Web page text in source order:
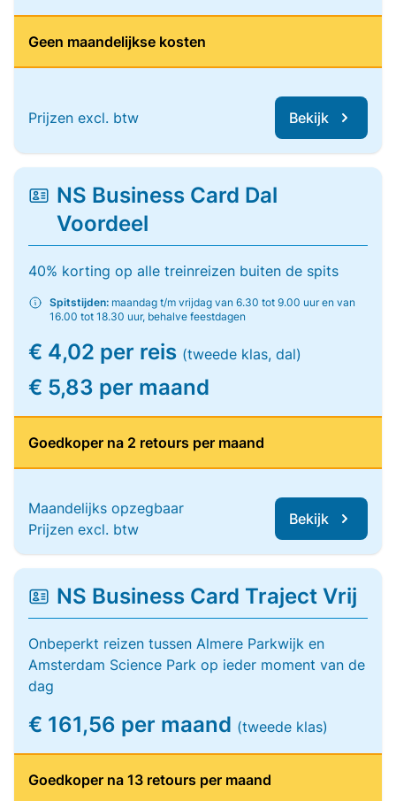
Geen maandelijkse kosten
Prijzen excl. btw Bekijk
NS Business Card Dal
Voordeel
40% korting op alle treinreizen buiten de spits
Spitstijden: maandag t/m vrijdag van 6.30 tot 9.00 uur en van
16.00 tot 18.30 uur, behalve feestdagen
€ 4,02 per reis (tweede klas, dal)
€ 5,83 per maand
Goedkoper na 2 retours per maand
Maandelijks opzegbaar
Prijzen excl. btw
Bekijk
NS Business Card Traject Vrij
Onbeperkt reizen tussen Almere Parkwijk en
Amsterdam Science Park op ieder moment van de
dag
€ 161,56 per maand (tweede klas)
Goedkoper na 13 retours per maand